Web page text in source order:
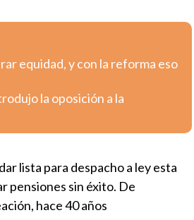
equidad, y con la reforma eso
la oposición a la
lista para despacho a ley esta
pensiones sin éxito. De
hace 40 años